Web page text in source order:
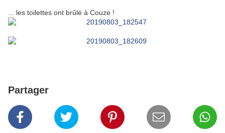
... les toilettes ont brûlé à Couze !
Partager